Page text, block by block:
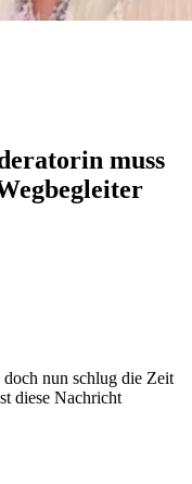
muss
nun schlug die Zeit
diese Nachricht